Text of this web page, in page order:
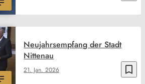
bookmark_border
21. Jan. 2026
Neujahrsempfang der Stadt
Nittenau